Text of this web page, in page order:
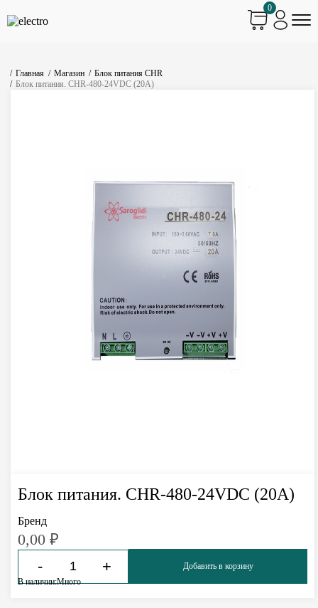
0
Главная Магазин
Блок питания CHR
Блок питания. CHR-480-24VDC (20A)
Блок питания. CHR-480-24VDC (20A)
Бренд
0,00 ₽
-
+
Добавить в корзину
В наличии:Много